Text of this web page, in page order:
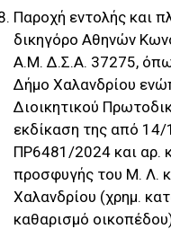
Παροχή εντολής και
δικηγόρο Αθηνών
Α.Μ. Δ.Σ.Α. 37275,
Δήμο Χαλανδρίου
Διοικητικού
εκδίκαση της από
ΠΡ6481/2024 και αρ.
προσφυγής του Μ. Λ.
Χαλανδρίου (χρημ.
καθαρισμό